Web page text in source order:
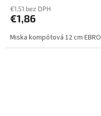
€1,51 bez DPH
€1,86
Miska kompótová 12 cm EBRO